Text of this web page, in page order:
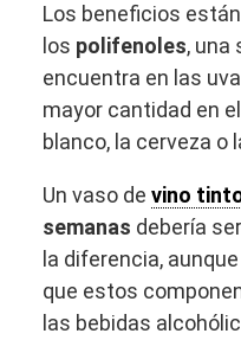
Los beneficios
los polifenoles, una
encuentra en las
mayor cantidad en el
blanco, la cerveza o
Un vaso de vino
semanas debería
la diferencia,
que estos
las bebidas